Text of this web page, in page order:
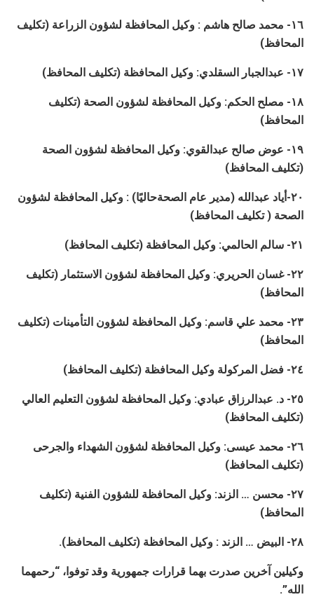
١٦- محمد صالح هاشم : وكيل المحافظة لشؤون الزراعة (تكليف
المحافظ)
١٧- عبدالجبار السقلدي: وكيل المحافظة (تكليف المحافظ)
١٨- مصلح الحكم: وكيل المحافظة لشؤون الصحة (تكليف
المحافظ)
١٩- عوض صالح عبدالقوي: وكيل المحافظة لشؤون الصحة
(تكليف المحافظ)
٢٠-أياد عبدالله (مدير عام الصحةحاليًا) : وكيل المحافظة لشؤون
الصحة ( تكليف المحافظ)
٢١- سالم الحالمي: وكيل المحافظة (تكليف المحافظ)
٢٢- غسان الحريري: وكيل المحافظة لشؤون الاستثمار (تكليف
المحافظ)
٢٣- محمد علي قاسم: وكيل المحافظة لشؤون التأمينات (تكليف
المحافظ)
٢٤- فضل المركولة وكيل المحافظة (تكليف المحافظ)
٢٥- د. عبدالرزاق عبادي: وكيل المحافظة لشؤون التعليم العالي
(تكليف المحافظ)
٢٦- محمد عيسى: وكيل المحافظة لشؤون الشهداء والجرحى
(تكليف المحافظ)
٢٧- محسن … الزند: وكيل المحافظة للشؤون الفنية (تكليف
المحافظ)
٢٨- البيض … الزند : وكيل المحافظة (تكليف المحافظ).
وكيلين آخرين صدرت بهما قرارات جمهورية وقد توفوا، “رحمهما
الله”.